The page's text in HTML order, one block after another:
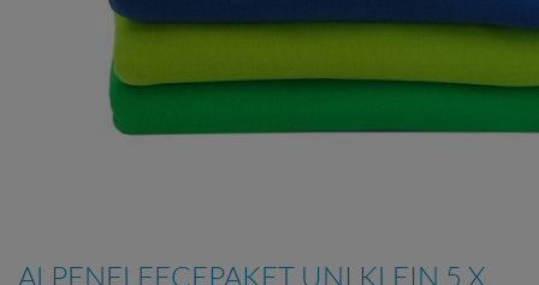
ALPENFLEECEPAKET UNI KLEIN 5 X